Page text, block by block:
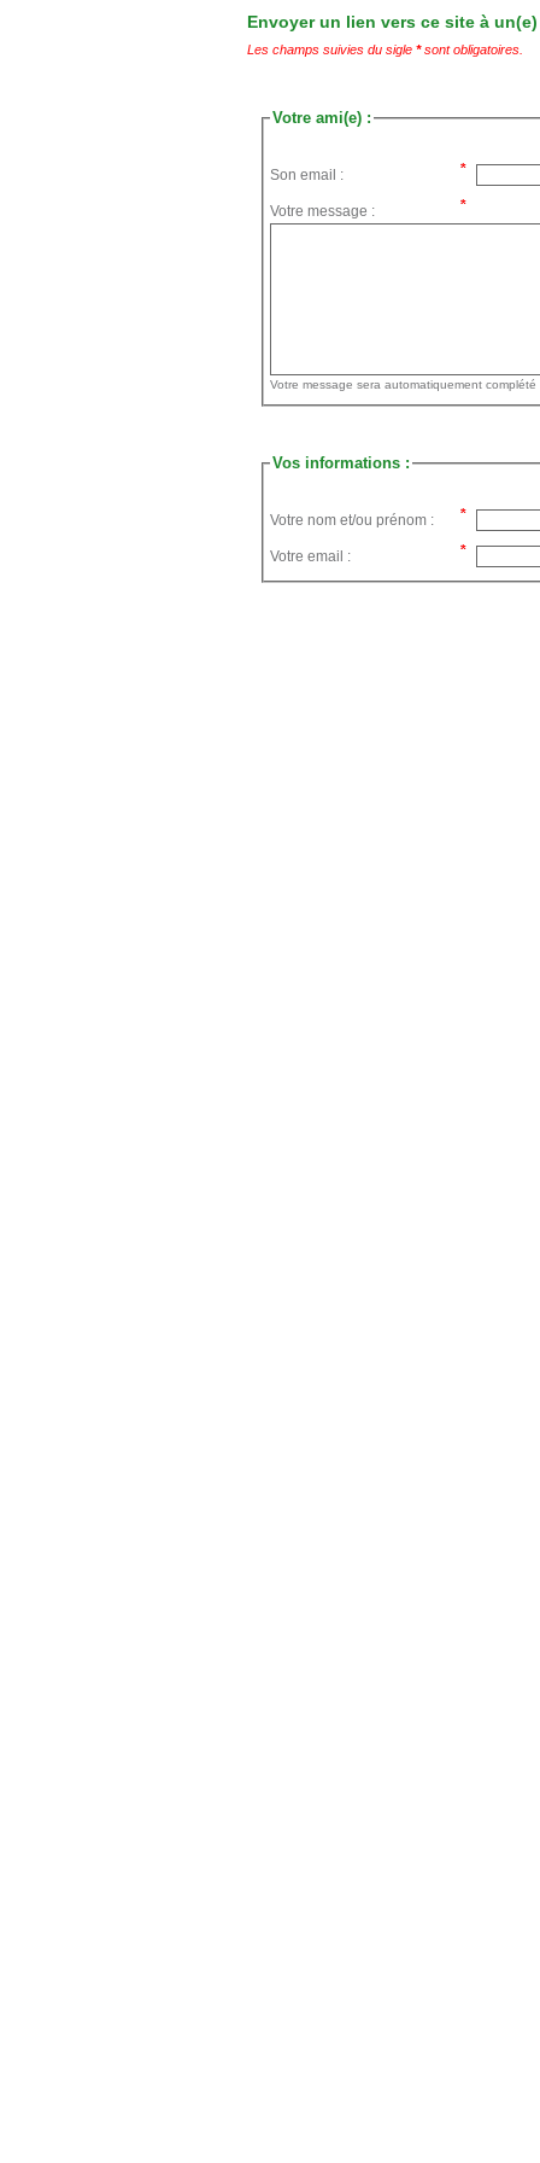
Envoyer un lien vers ce site à
Les champs suivies du sigle *sont obligatoires.
Votre ami(e) :
Son email :
Votre message :
Vos informations :
Votre nom et/ou prénom :
Votre email :